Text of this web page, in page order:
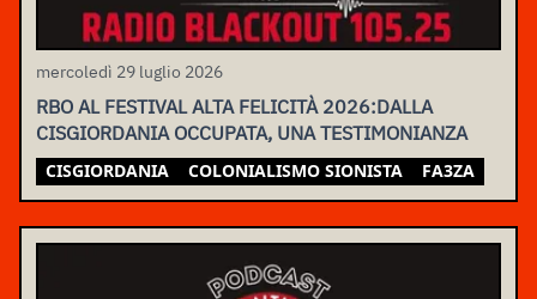
mercoledì 29 luglio 2026
RBO AL FESTIVAL ALTA FELICITÀ 2026:DALLA
CISGIORDANIA OCCUPATA, UNA TESTIMONIANZA
CISGIORDANIA COLONIALISMO SIONISTA FA3ZA